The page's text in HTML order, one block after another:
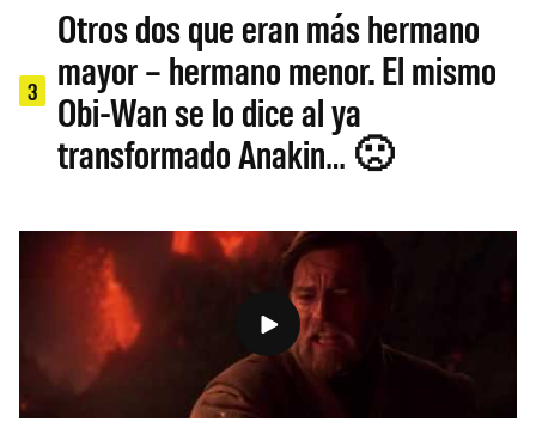
3
Otros dos que eran más hermano
mayor – hermano menor. El mismo
Obi-Wan se lo dice al ya
transformado Anakin… 🙁